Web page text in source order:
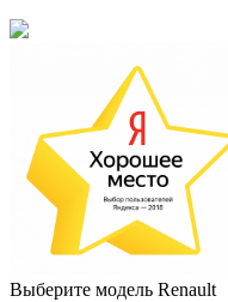
Выберите модель Renault